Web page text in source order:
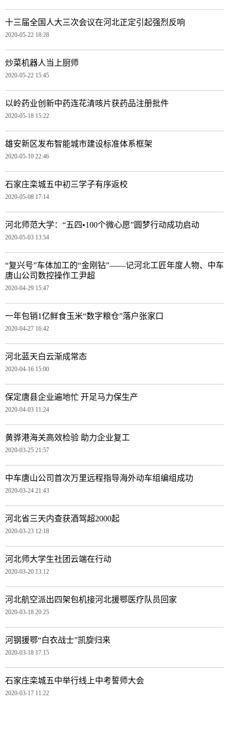
十三届全国人大三次会议在河北正定引起强烈反响
2020-05-22 18:28
炒菜机器人当上厨师
2020-05-22 15:45
以岭药业创新中药连花清咳片获药品注册批件
2020-05-18 15:22
雄安新区发布智能城市建设标准体系框架
2020-05-10 22:46
石家庄栾城五中初三学子有序返校
2020-05-08 17:14
河北师范大学：“五四•100个微心愿”圆梦行动成功启动
2020-05-03 13:54
“复兴号”车体加工的“金刚钻”——记河北工匠年度人物、中车
唐山公司数控操作工尹超
2020-04-29 15:47
一年包销1亿鲜食玉米“数字粮仓”落户张家口
2020-04-27 16:42
河北蓝天白云渐成常态
2020-04-16 15:00
保定唐县企业遍地忙 开足马力保生产
2020-04-03 11:24
黄骅港海关高效检验 助力企业复工
2020-03-25 21:57
中车唐山公司首次万里远程指导海外动车组编组成功
2020-03-24 21:43
河北省三天内查获酒驾超2000起
2020-03-23 12:18
河北师大学生社团云端在行动
2020-03-20 13:12
河北航空派出四架包机接河北援鄂医疗队员回家
2020-03-18 20:25
河钢援鄂“白衣战士”凯旋归来
2020-03-18 17:15
石家庄栾城五中举行线上中考誓师大会
2020-03-17 11:22